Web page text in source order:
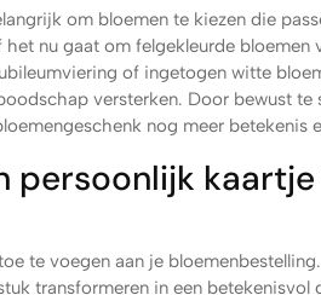
om bloemen te kiezen die
nu gaat om felgekleurde bloemen
of ingetogen witte
versterken. Door bewust te
nog meer betekenis
persoonlijk
te voegen aan je
transformeren in een betekenisvol